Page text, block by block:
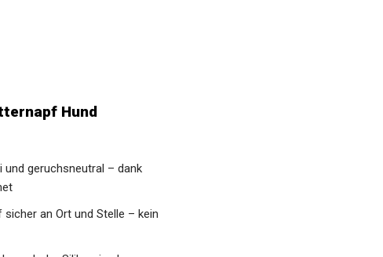
Hund
und geruchsneutral – dank
an Ort und Stelle – kein